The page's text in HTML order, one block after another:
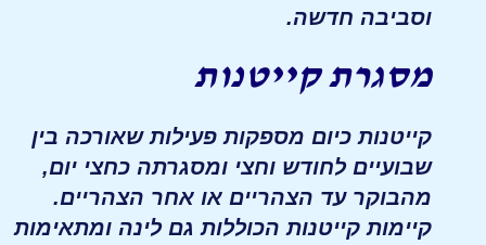
וסביבה חדשה.
מסגרת קייטנות
קייטנות כיום מספקות פעילות שאורכה בין
שבועיים לחודש וחצי ומסגרתה כחצי יום,
מהבוקר עד הצהריים או אחר הצהריים.
קיימות קייטנות הכוללות גם לינה ומתאימות